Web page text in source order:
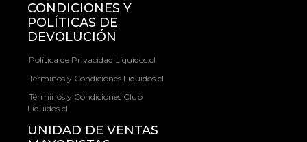
CONDICIONES Y
POLÍTICAS DE
DEVOLUCIÓN
Política de Privacidad Liquidos.cl
Términos y Condiciones Liquidos.cl
Términos y Condiciones Club
Liquidos.cl
UNIDAD DE VENTAS